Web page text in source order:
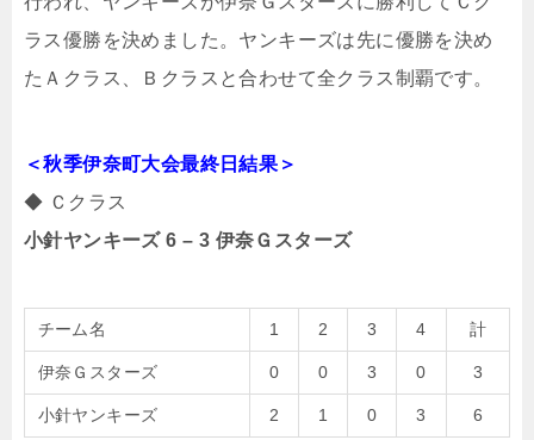
ラス優勝を決めました。ヤンキーズは先に優勝を決め
たＡクラス、Ｂクラスと合わせて全クラス制覇です。
＜秋季伊奈町大会最終日結果 ＞
◆ Ｃクラス
小針ヤンキーズ 6 – 3 伊奈Ｇスターズ
チーム名 1 2 3 4 計
伊奈Ｇスターズ 0 0 3 0 3
小針ヤンキーズ 2 1 0 3 6